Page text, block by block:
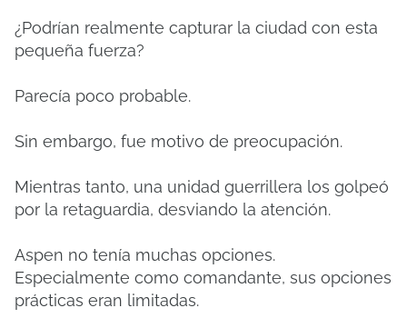
¿Podrían realmente capturar la ciudad con esta
pequeña fuerza?
Parecía poco probable.
Sin embargo, fue motivo de preocupación.
Mientras tanto, una unidad guerrillera los golpeó
por la retaguardia, desviando la atención.
Aspen no tenía muchas opciones.
Especialmente como comandante, sus opciones
prácticas eran limitadas.